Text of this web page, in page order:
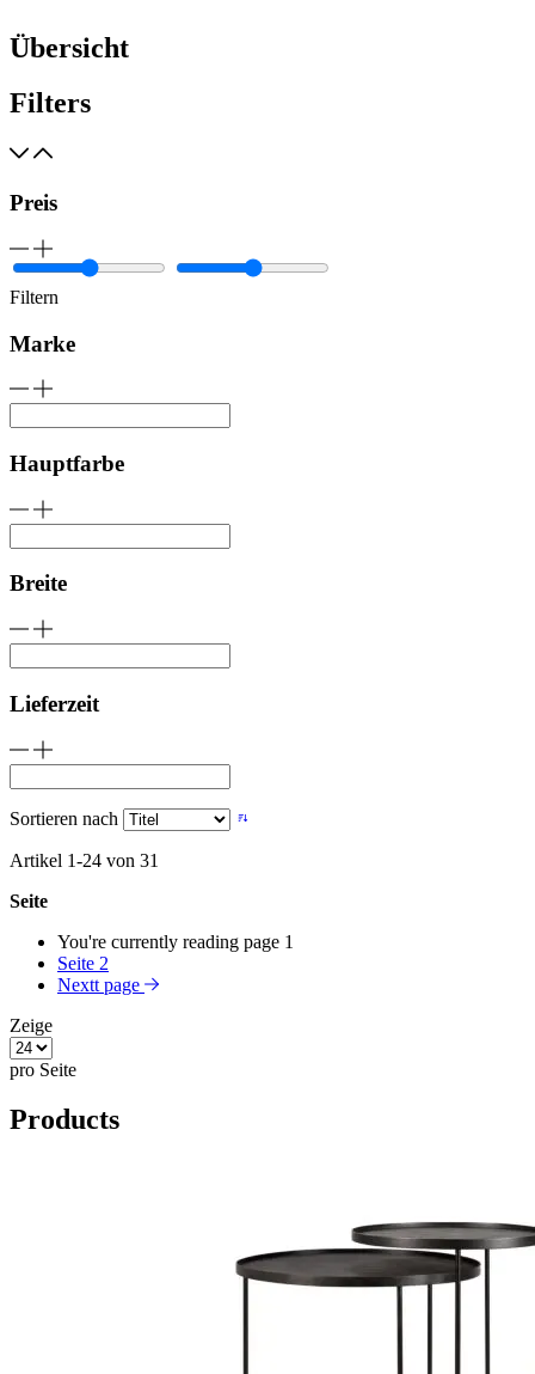
Übersicht
Filters
Preis
Filtern
Marke
Hauptfarbe
Breite
Lieferzeit
Sortieren nach
Artikel 1-24 von 31
Seite
You're currently reading page 1
Seite 2
Nextt page
Zeige
pro Seite
Products